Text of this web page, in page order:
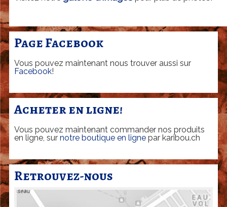
u
l
a
S
A
-
E
r
i
c
R
i
Page Facebook
Vous pouvez maintenant nous trouver aussi sur
Facebook!
Acheter en ligne!
Vous pouvez maintenant commander nos produits
en ligne, sur notre boutique en lignepar karibou.ch
Retrouvez-nous